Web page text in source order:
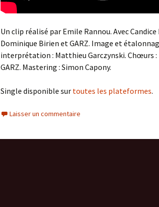
Un clip réalisé par Emile Rannou. Avec
Dominique Birien et GARZ. Image et
interprétation : Matthieu Garczynski. Chœurs
GARZ. Mastering : Simon Capony.
Single disponible sur toutes les plateformes.
Laisser un commentaire